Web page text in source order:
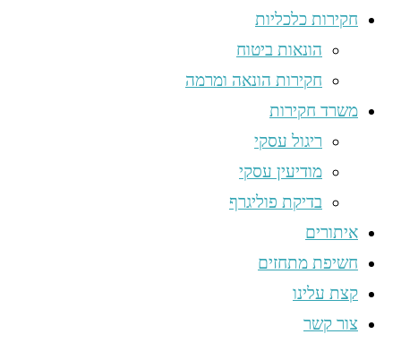
חקירות כלכליות
הונאות ביטוח
חקירות הונאה ומרמה
משרד חקירות
ריגול עסקי
מודיעין עסקי
בדיקת פוליגרף
איתורים
חשיפת מתחזים
קצת עלינו
צור קשר